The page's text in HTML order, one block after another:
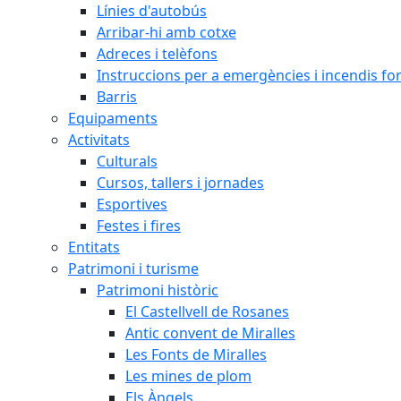
Línies d'autobús
Arribar-hi amb cotxe
Adreces i telèfons
Instruccions per a emergències i incendis
Barris
Equipaments
Activitats
Culturals
Cursos, tallers i jornades
Esportives
Festes i fires
Entitats
Patrimoni i turisme
Patrimoni històric
El Castellvell de Rosanes
Antic convent de Miralles
Les Fonts de Miralles
Les mines de plom